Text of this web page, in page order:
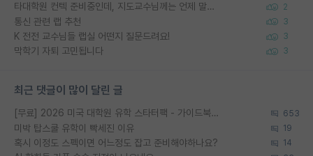
타대학원 컨텍 준비중인데, 지도교수님께는 언제 말씀드려야 할까요? 2
통신 관련 랩 추천 3
K 전전 교수님들 랩실 어떤지 질문드려요! 3
막학기 자퇴 고민됩니다 3
최근 댓글이 많이 달린 글
[무료] 2026 미국 대학원 유학 스타터팩 - 가이드북 & 합격자 컨택메일 템플릿 653
미박 탑스쿨 유학이 빡세진 이유 19
혹시 이정도 스펙이면 어느정도 잡고 준비해야하나요? 14